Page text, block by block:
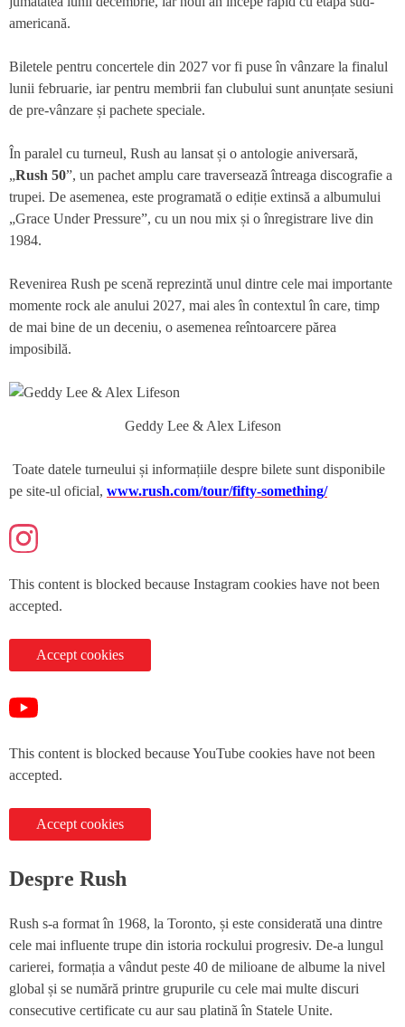
americană.
Biletele pentru concertele din 2027 vor fi puse în vânzare la finalul
lunii februarie, iar pentru membrii fan clubului sunt anunțate sesiuni
de pre-vânzare și pachete speciale.
În paralel cu turneul, Rush au lansat și o antologie aniversară,
„Rush 50”, un pachet amplu care traversează întreaga discografie a
trupei. De asemenea, este programată o ediție extinsă a albumului
„Grace Under Pressure”, cu un nou mix și o înregistrare live din
1984.
Revenirea Rush pe scenă reprezintă unul dintre cele mai importante
momente rock ale anului 2027, mai ales în contextul în care, timp
de mai bine de un deceniu, o asemenea reîntoarcere părea
imposibilă.
Geddy Lee & Alex Lifeson
Toate datele turneului și informațiile despre bilete sunt disponibile
pe site-ul oficial, www.rush.com/tour/fifty-something/
This content is blocked because Instagram cookies have not been
accepted.
Accept cookies
This content is blocked because YouTube cookies have not been
accepted.
Accept cookies
Despre Rush
Rush s-a format în 1968, la Toronto, și este considerată una dintre
cele mai influente trupe din istoria rockului progresiv. De-a lungul
carierei, formația a vândut peste 40 de milioane de albume la nivel
global și se numără printre grupurile cu cele mai multe discuri
consecutive certificate cu aur sau platină în Statele Unite.